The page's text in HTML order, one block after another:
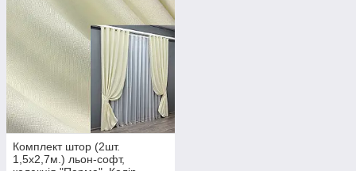
Комплект штор (2шт.
1,5х2,7м.) льон-софт,